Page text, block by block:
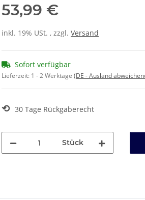
53,99 €
inkl. 19% USt. , zzgl. Versand
Sofort verfügbar
Lieferzeit: 1 - 2 Werktage (DE - Ausland
⟲ 30 Tage Rückgaberecht
Stück